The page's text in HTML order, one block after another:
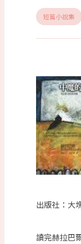
短篇小說集
出版社： 大
讀完赫拉巴